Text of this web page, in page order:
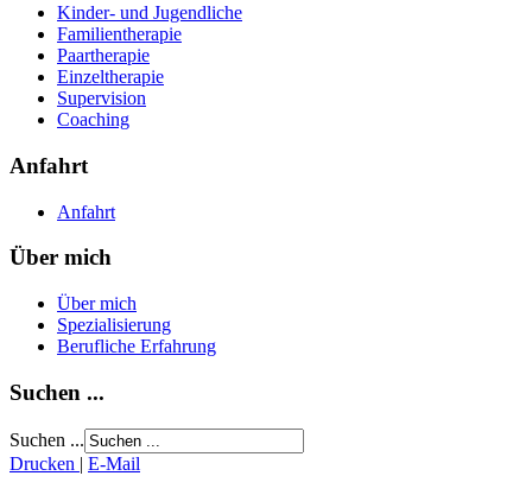
Kinder- und Jugendliche
Familientherapie
Paartherapie
Einzeltherapie
Supervision
Coaching
Anfahrt
Anfahrt
Über mich
Über mich
Spezialisierung
Berufliche Erfahrung
Suchen ...
Suchen ...
Drucken | E-Mail